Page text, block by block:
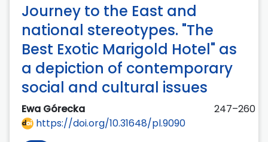
Journey to the East and
national stereotypes. "The
Best Exotic Marigold Hotel" as
a depiction of contemporary
social and cultural issues
Ewa Górecka
247–260
https://doi.org/10.31648/pl.9090